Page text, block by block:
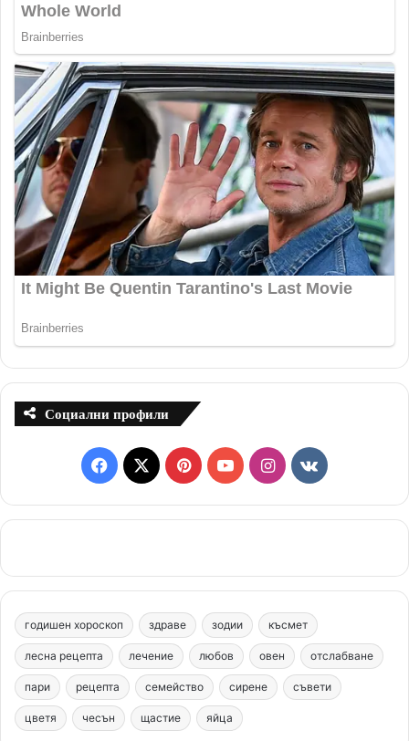
Социални профили
F
a
e
b
o
o
k
X
P
i
t
e
r
e
s
Y
o
T
u
b
e
I
n
t
a
g
r
v
k
c
m
годишен хороскоп здраве зодии късмет
лесна рецепта лечение любов овен отслабване
пари рецепта семейство сирене съвети
цветя чесън щастие яйца